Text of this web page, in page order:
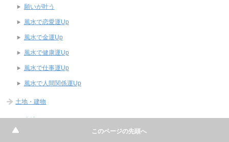
願いが叶う
風水で恋愛運Up
風水で金運Up
風水で健康運Up
風水で仕事運Up
風水で人間関係運Up
土地・建物
土地
このページの先頭へ